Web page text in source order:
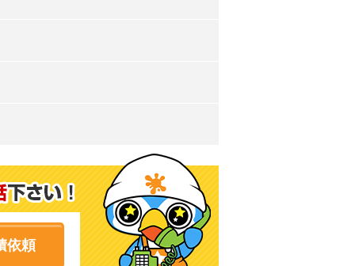
依頼